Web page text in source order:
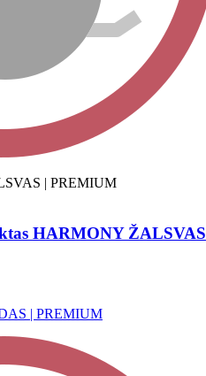
HARMONY ŽALSVAS